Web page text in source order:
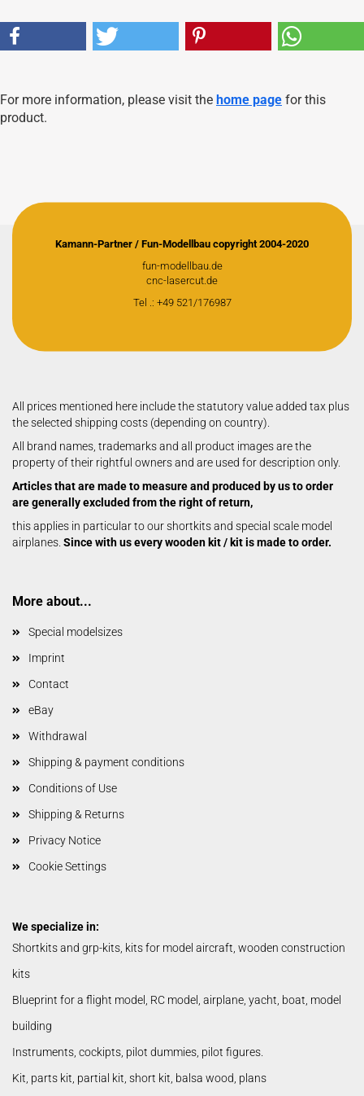
For more information, please visit the home page for this
product.
Kamann-Partner / Fun-Modellbau copyright 2004-2020
fun-modellbau.de
cnc-lasercut.de
Tel .: +49 521/176987
All prices mentioned here include the statutory value added tax plus
the selected shipping costs (depending on country).
All brand names, trademarks and all product images are the
property of their rightful owners and are used for description only.
Articles that are made to measure and produced by us to order
are generally excluded from the right of return,
this applies in particular to our shortkits and special scale model
airplanes. Since with us every wooden kit / kit is made to order.
More about...
Special modelsizes
Imprint
Contact
eBay
Withdrawal
Shipping & payment conditions
Conditions of Use
Shipping & Returns
Privacy Notice
Cookie Settings
We specialize in:
Shortkits and grp-kits, kits for model aircraft, wooden construction
kits
Blueprint for a flight model, RC model, airplane, yacht, boat, model
building
Instruments, cockipts, pilot dummies, pilot figures.
Kit, parts kit, partial kit, short kit, balsa wood, plans